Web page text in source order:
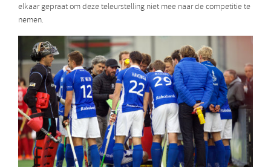
elkaar gepraat om deze teleurstelling niet mee naar de competitie te
nemen.